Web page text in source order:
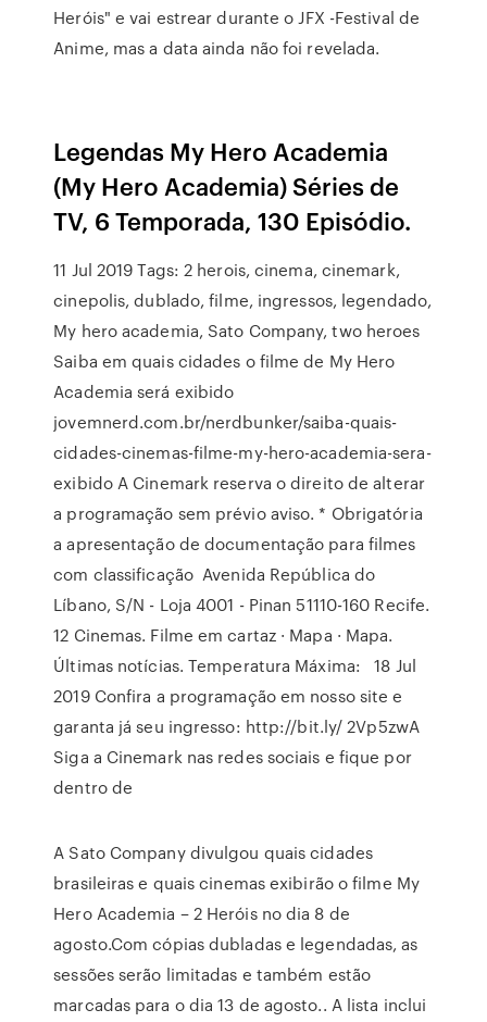
Heróis" e vai estrear durante o JFX -Festival de
Anime, mas a data ainda não foi revelada.
Legendas My Hero Academia
(My Hero Academia) Séries de
TV, 6 Temporada, 130 Episódio.
11 Jul 2019 Tags: 2 herois, cinema, cinemark,
cinepolis, dublado, filme, ingressos, legendado,
My hero academia, Sato Company, two heroes
Saiba em quais cidades o filme de My Hero
Academia será exibido
jovemnerd.com.br/nerdbunker/saiba-quais-
cidades-cinemas-filme-my-hero-academia-sera-
exibido A Cinemark reserva o direito de alterar
a programação sem prévio aviso. * Obrigatória
a apresentação de documentação para filmes
com classificação Avenida República do
Líbano, S/N - Loja 4001 - Pinan 51110-160 Recife.
12 Cinemas. Filme em cartaz · Mapa · Mapa.
Últimas notícias. Temperatura Máxima: 18 Jul
2019 Confira a programação em nosso site e
garanta já seu ingresso: http://bit.ly/ 2Vp5zwA
Siga a Cinemark nas redes sociais e fique por
dentro de
A Sato Company divulgou quais cidades
brasileiras e quais cinemas exibirão o filme My
Hero Academia – 2 Heróis no dia 8 de
agosto.Com cópias dubladas e legendadas, as
sessões serão limitadas e também estão
marcadas para o dia 13 de agosto.. A lista inclui